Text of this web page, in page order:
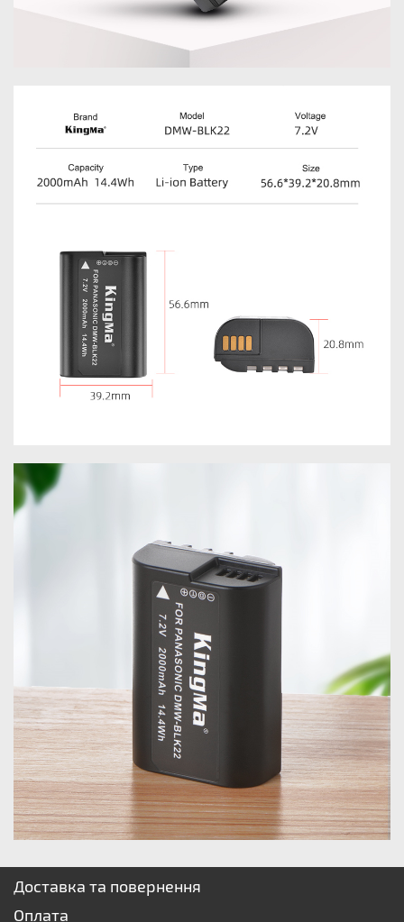
Доставка та повернення
Оплата